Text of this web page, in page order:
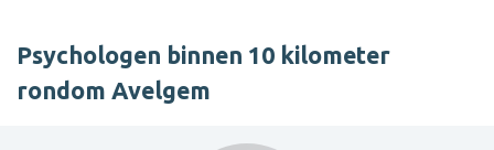
Psychologen binnen 10 kilometer
rondom Avelgem